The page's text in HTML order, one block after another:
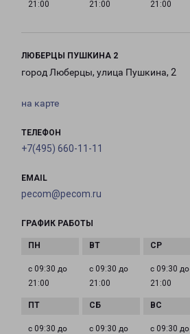
21:00 21:00 21:00
ЛЮБЕРЦЫ ПУШКИНА 2
город Люберцы, улица Пушкина, 2
на карте
ТЕЛЕФОН
+7(495) 660-11-11
EMAIL
pecom@pecom.ru
ГРАФИК РАБОТЫ
с 09:30 до
21:00
с 09:30 до
21:00
с 09:30 до
21:00
с 09:30 до
с 09:30 до
с 09:30 до